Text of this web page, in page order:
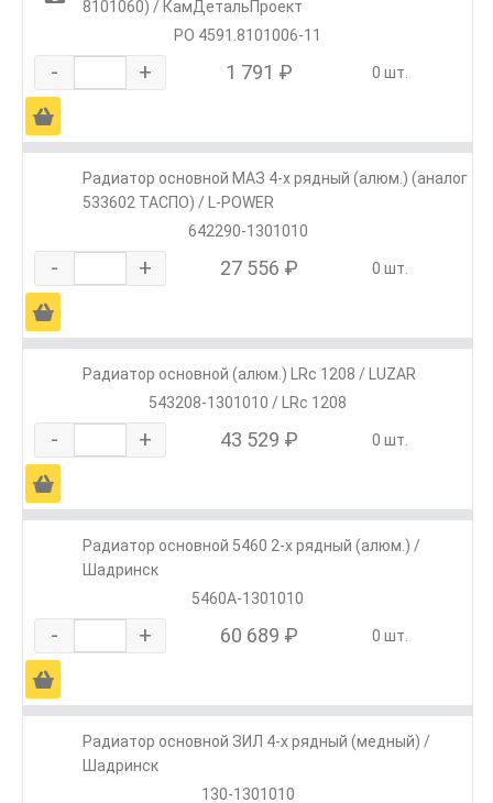
8101060) / КамДетальПроект
РО 4591.8101006-11
- + 1 791 ₽ 0 шт.
Ä
Радиатор основной МАЗ 4-х рядный (алюм.) (аналог
533602 ТАСПО) / L-POWER
642290-1301010
- + 27 556 ₽ 0 шт.
Ä
Радиатор основной (алюм.) LRc 1208 / LUZAR
543208-1301010 / LRc 1208
- + 43 529 ₽ 0 шт.
Ä
Радиатор основной 5460 2-х рядный (алюм.) /
Шадринск
5460А-1301010
- + 60 689 ₽ 0 шт.
Ä
Радиатор основной ЗИЛ 4-х рядный (медный) /
Шадринск
130-1301010